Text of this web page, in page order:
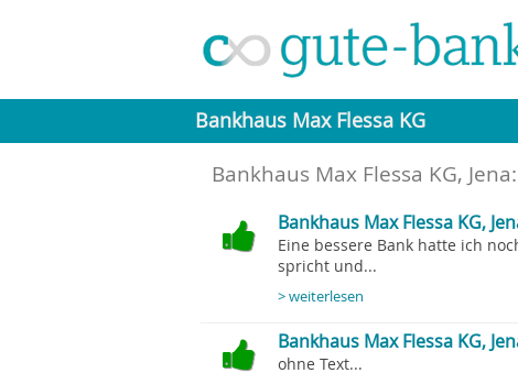
Bankhaus Max Flessa KG
Bankhaus Max Flessa KG,
Bankhaus Max Flessa KG,
Eine bessere Bank hatte ich
spricht und...
> weiterlesen
Bankhaus Max Flessa KG,
ohne Text...